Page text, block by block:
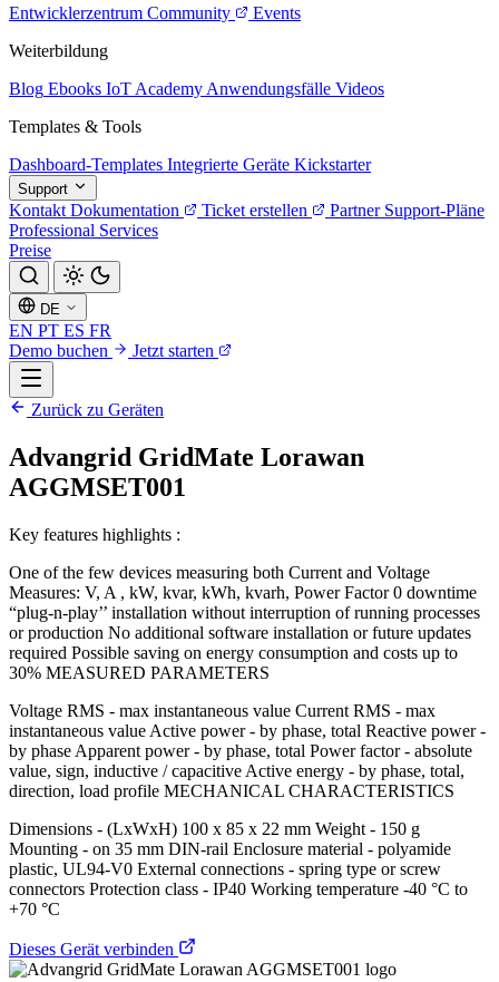
Entwicklerzentrum Community
Events
Weiterbildung
Blog Ebooks IoT Academy Anwendungsfälle Videos
Templates & Tools
Dashboard-Templates Integrierte Geräte Kickstarter
Support
Kontakt Dokumentation Ticket erstellen Partner Support-Pläne
Professional Services
Preise
DE
EN PT ES FR
Demo buchen
Jetzt starten
Zurück zu Geräten
Advangrid GridMate Lorawan
AGGMSET001
Key features highlights :
One of the few devices measuring both Current and Voltage
Measures: V, A , kW, kvar, kWh, kvarh, Power Factor 0 downtime
“plug-n-play’’ installation without interruption of running processes
or production No additional software installation or future updates
required Possible saving on energy consumption and costs up to
30% MEASURED PARAMETERS
Voltage RMS - max instantaneous value Current RMS - max
instantaneous value Active power - by phase, total Reactive power -
by phase Apparent power - by phase, total Power factor - absolute
value, sign, inductive / capacitive Active energy - by phase, total,
direction, load profile MECHANICAL CHARACTERISTICS
Dimensions - (LxWxH) 100 x 85 x 22 mm Weight - 150 g
Mounting - on 35 mm DIN-rail Enclosure material - polyamide
plastic, UL94-V0 External connections - spring type or screw
connectors Protection class - IP40 Working temperature -40 °C to
+70 °C
Dieses Gerät verbinden